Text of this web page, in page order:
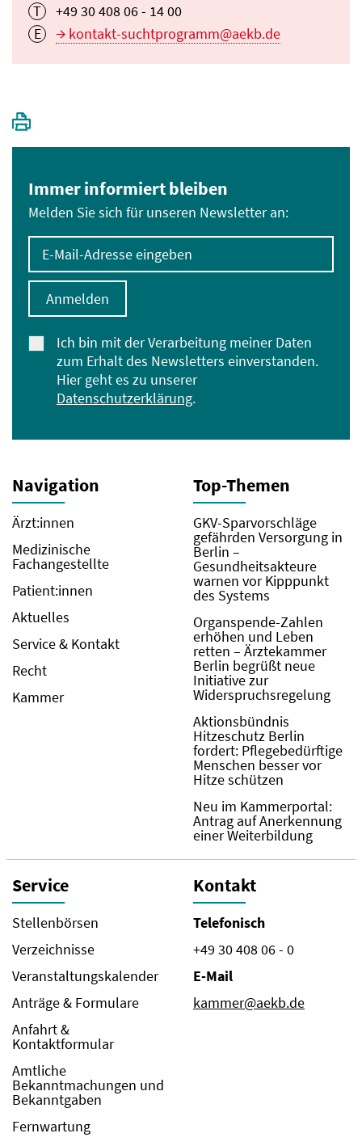
T
+49 30 408 06 - 14 00
E
kontakt-suchtprogramm@aekb.de
Immer informiert bleiben
Melden Sie sich für unseren Newsletter an:
E-Mail-Adresse eingeben
Ich bin mit der Verarbeitung meiner Daten
zum Erhalt des Newsletters einverstanden.
Hier geht es zu unserer
Datenschutzerklärung.
Anmelden
Navigation
Ärzt:innen
Medizinische
Fachangestellte
Patient:innen
Aktuelles
Service & Kontakt
Recht
Kammer
Top-Themen
GKV-Sparvorschläge
gefährden Versorgung in
Berlin –
Gesundheitsakteure
warnen vor Kipppunkt
des Systems
Organspende-Zahlen
erhöhen und Leben
retten – Ärztekammer
Berlin begrüßt neue
Initiative zur
Widerspruchsregelung
Aktionsbündnis
Hitzeschutz Berlin
fordert: Pflegebedürftige
Menschen besser vor
Hitze schützen
Neu im Kammerportal:
Antrag auf Anerkennung
einer Weiterbildung
Service
Stellenbörsen
Verzeichnisse
Veranstaltungskalender
Anträge & Formulare
Anfahrt &
Kontaktformular
Amtliche
Bekanntmachungen und
Bekanntgaben
Fernwartung
Kontakt
Telefonisch
+49 30 408 06 - 0
E-Mail
kammer@aekb.de